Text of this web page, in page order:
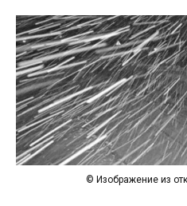
© Изображение из